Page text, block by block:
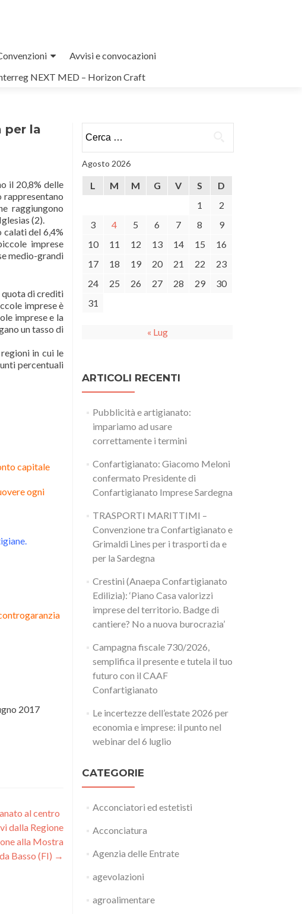
Avvisi e convocazioni
NEXT MED – Horizon Craft
per la
il 20,8% delle
raggiungono
(2).
calati del 6,4%
imprese
medio-grandi
quota di crediti
imprese è
imprese e la
un tasso di
in cui le
percentuali
capitale
ogni
2017
al centro
dalla Regione
alla Mostra
Basso (FI) →
per:
Agosto 2026
L M M G V S
D
1
2
3
4 5 6 7 8
9
10
11 12 13 14 15
16
17
18 19 20 21 22
23
24
25 26 27 28 29
30
31
« Lug
ARTICOLI RECENTI
Pubblicità e artigianato:
impariamo ad usare
correttamente i termini
Confartigianato: Giacomo Meloni
confermato Presidente di
Confartigianato Imprese Sardegna
TRASPORTI MARITTIMI –
Convenzione tra Confartigianato e
Grimaldi Lines per i trasporti da e
per la Sardegna
Crestini (Anaepa Confartigianato
Edilizia): ‘Piano Casa valorizzi
imprese del territorio. Badge di
cantiere? No a nuova burocrazia’
Campagna fiscale 730/2026,
semplifica il presente e tutela il tuo
futuro con il CAAF
Confartigianato
Le incertezze dell’estate 2026 per
economia e imprese: il punto nel
webinar del 6 luglio
CATEGORIE
Acconciatori ed estetisti
Acconciatura
Agenzia delle Entrate
agevolazioni
agroalimentare